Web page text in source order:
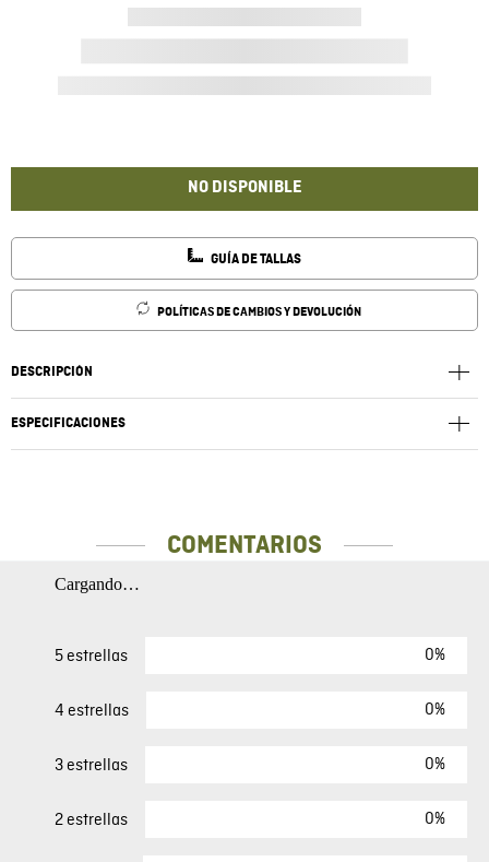
NO DISPONIBLE
GUÍA DE TALLAS
POLÍTICAS DE CAMBIOS Y DEVOLUCIÓN
DESCRIPCIÓN
ESPECIFICACIONES
COMENTARIOS
Cargando…
5 estrellas 0%
4 estrellas 0%
3 estrellas 0%
2 estrellas 0%